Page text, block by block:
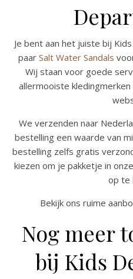
Je bent aan het juiste bij
paar Salt Water Sandals
Wij staan voor goede
allermooiste
We verzenden naar
bestelling een waarde van
bestelling zelfs gratis
kiezen om je pakketje in
op te
Bekijk ons ruime
Nog meer
bij Kids